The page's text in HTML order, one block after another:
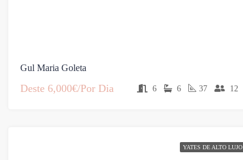
Gul Maria Goleta
Deste 6,000€/Por Dia 6 6 37 12
YATES DE ALTO LUJO